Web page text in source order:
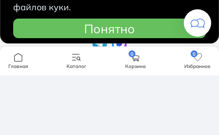
Компания
hidrolux@mail.ru
файлов куки.
Понятно
Главная Каталог
0
Корзина
0
Избранное